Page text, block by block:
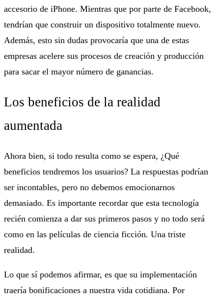
accesorio de iPhone. Mientras que por parte de Facebook,
tendrían que construir un dispositivo totalmente nuevo.
Además, esto sin dudas provocaría que una de estas
empresas acelere sus procesos de creación y producción
para sacar el mayor número de ganancias.
Los beneficios de la realidad
aumentada
Ahora bien, si todo resulta como se espera, ¿Qué
beneficios tendremos los usuarios? La respuestas podrían
ser incontables, pero no debemos emocionarnos
demasiado. Es importante recordar que esta tecnología
recién comienza a dar sus primeros pasos y no todo será
como en las películas de ciencia ficción. Una triste
realidad.
Lo que sí podemos afirmar, es que su implementación
traería bonificaciones a nuestra vida cotidiana. Por